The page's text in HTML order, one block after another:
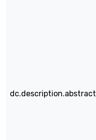
dc.description.abstract